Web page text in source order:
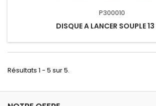
P300010
DISQUE A LANCER SOUPLE
Résultats 1 - 5 sur 5.